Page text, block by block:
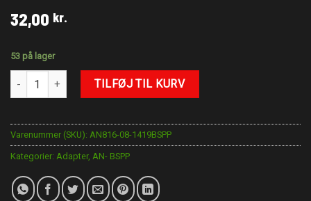
32,00 kr.
53 på lager
AN8-1/4"BSPP antalTILFØJ TIL KURV
Varenummer (SKU): AN816-08-1419BSPP
Kategorier: Adapter, AN- BSPP